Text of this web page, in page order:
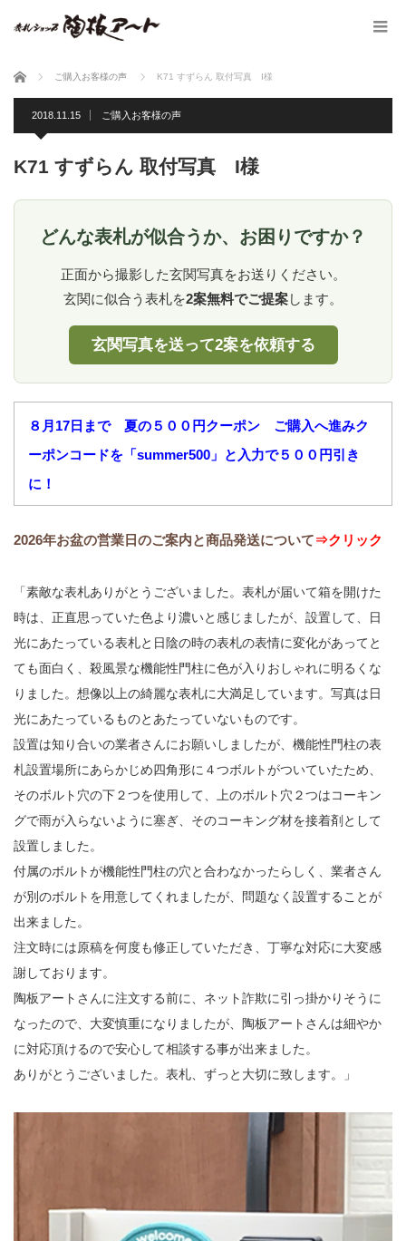
ホーム ご購入お客様の声 K71 すずらん 取付写真 I様
2018.11.15 ご購入お客様の声
K71 すずらん 取付写真 I様
どんな表札が似合うか、お困りですか？
正面から撮影した玄関写真をお送りください。
玄関に似合う表札を2案無料でご提案します。
玄関写真を送って2案を依頼する
８月17日まで 夏の５００円クーポン ご購入へ進みク
ーポンコードを「summer500」と入力で５００円引き
に！
2026年お盆の営業日のご案内と商品発送について⇒クリック
「素敵な表札ありがとうございました。表札が届いて箱を開けた
時は、正直思っていた色より濃いと感じましたが、設置して、日
光にあたっている表札と日陰の時の表札の表情に変化があってと
ても面白く、殺風景な機能性門柱に色が入りおしゃれに明るくな
りました。想像以上の綺麗な表札に大満足しています。写真は日
光にあたっているものとあたっていないものです。
設置は知り合いの業者さんにお願いしましたが、機能性門柱の表
札設置場所にあらかじめ四角形に４つボルトがついていたため、
そのボルト穴の下２つを使用して、上のボルト穴２つはコーキン
グで雨が入らないように塞ぎ、そのコーキング材を接着剤として
設置しました。
付属のボルトが機能性門柱の穴と合わなかったらしく、業者さん
が別のボルトを用意してくれましたが、問題なく設置することが
出来ました。
注文時には原稿を何度も修正していただき、丁寧な対応に大変感
謝しております。
陶板アートさんに注文する前に、ネット詐欺に引っ掛かりそうに
なったので、大変慎重になりましたが、陶板アートさんは細やか
に対応頂けるので安心して相談する事が出来ました。
ありがとうございました。表札、ずっと大切に致します。」